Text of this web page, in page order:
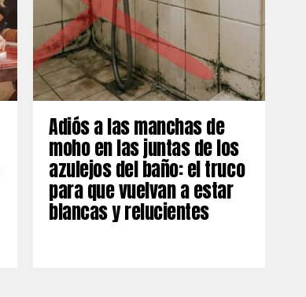
Adiós a las manchas de
moho en las juntas de los
azulejos del baño: el truco
para que vuelvan a estar
blancas y relucientes